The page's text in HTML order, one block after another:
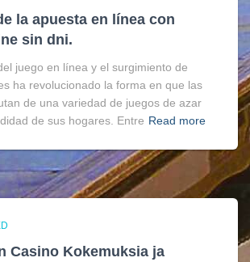
la apuesta en línea con
sin dni.
juego en línea y el surgimiento de
ha revolucionado la forma en que las
de una variedad de juegos de azar
de sus hogares. Entre Read more
Casino Kokemuksia ja